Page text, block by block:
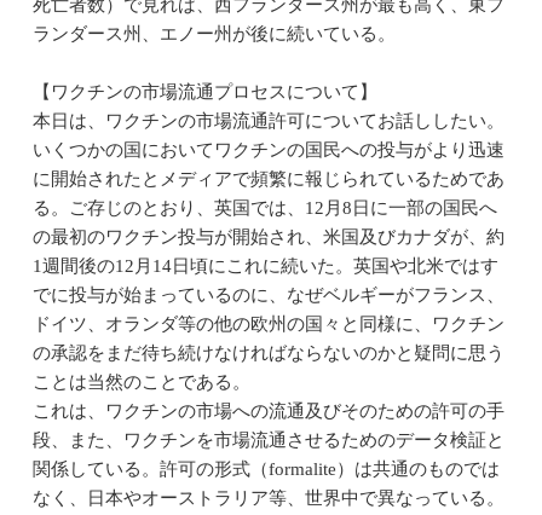
死亡者数）で見れば、西フランダース州が最も高く、東フ
ランダース州、エノー州が後に続いている。
【ワクチンの市場流通プロセスについて】
本日は、ワクチンの市場流通許可についてお話ししたい。
いくつかの国においてワクチンの国民への投与がより迅速
に開始されたとメディアで頻繁に報じられているためであ
る。ご存じのとおり、英国では、12月8日に一部の国民へ
の最初のワクチン投与が開始され、米国及びカナダが、約
1週間後の12月14日頃にこれに続いた。英国や北米ではす
でに投与が始まっているのに、なぜベルギーがフランス、
ドイツ、オランダ等の他の欧州の国々と同様に、ワクチン
の承認をまだ待ち続けなければならないのかと疑問に思う
ことは当然のことである。
これは、ワクチンの市場への流通及びそのための許可の手
段、また、ワクチンを市場流通させるためのデータ検証と
関係している。許可の形式（formalite）は共通のものでは
なく、日本やオーストラリア等、世界中で異なっている。